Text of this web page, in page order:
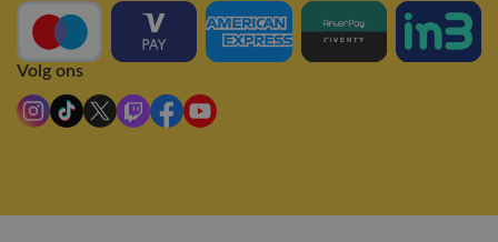
Volg ons